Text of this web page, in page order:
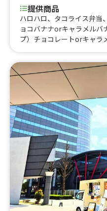
提供商品
ハロハロ、タコライス弁当
ョコバナナorキャラメルバ
プ）チョコレートorキャラ
ッフル キャラメル、ワッ
キャラメル、タピオカチョ
ジャエール、いちごレア
り、飲むチーズケーキ、
ー、アイスチョコレート、
イン、コーンスープ、オリ
ネード、レモンスカッシュ
ンサワー、ハイボール、
ス、サルサタコライス、
タコライス、アボカドタ
ス、チーズタコライス、タ